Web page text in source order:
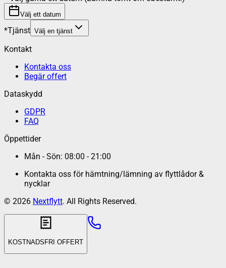
Välj ett datum
*Tjänst Välj en tjänst
Kontakt
Kontakta oss
Begär offert
Dataskydd
GDPR
FAQ
Öppettider
Mån - Sön: 08:00 - 21:00
Kontakta oss för hämtning/lämning av flyttlådor &
nycklar
© 2026 Nextflytt. All Rights Reserved.
KOSTNADSFRI OFFERT